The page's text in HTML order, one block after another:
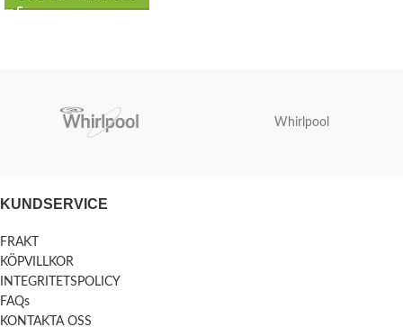
Whirlpool
KUNDSERVICE
FRAKT
KÖPVILLKOR
INTEGRITETSPOLICY
FAQs
KONTAKTA OSS